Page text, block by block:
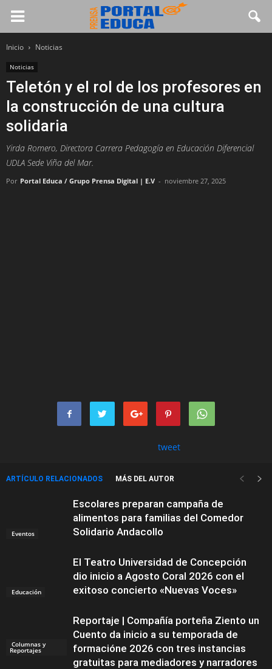
Inicio Noticias
Noticias
Teletón y el rol de los profesores en
la construcción de una cultura
solidaria
Yirda Romero, Directora Carrera Pedagogía en Educación Diferencial
UDLA Sede Viña del Mar.
Por Portal Educa / Grupo Prensa Digital | E.V - noviembre 27, 2025
tweet
ARTÍCULO RELACIONADOS MÁS DEL AUTOR
Eventos
Escolares preparan campaña de
alimentos para familias del Comedor
Solidario Andacollo
Educación
El Teatro Universidad de Concepción
dio inicio a Agosto Coral 2026 con el
exitoso concierto «Nuevas Voces»
Columnas y
Reportajes
Reportaje | Compañía porteña Ziento un
Cuento da inicio a su temporada de
formacióne 2026 con tres instancias
gratuitas para mediadores y narradores